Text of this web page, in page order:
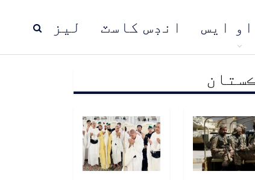
ليز انڊس کاسٽ ايس
پاڪستان